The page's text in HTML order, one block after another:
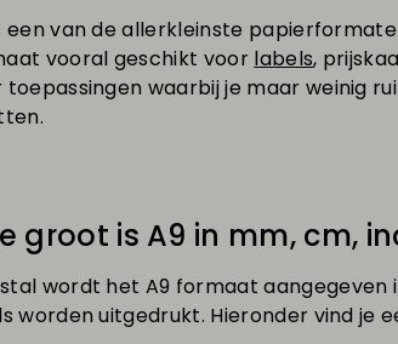
een van de allerkleinste
vooral geschikt voor labels,
toepassingen waarbij je maar weinig
groot is A9 in mm, cm,
wordt het A9 formaat
worden uitgedrukt. Hieronder vind je